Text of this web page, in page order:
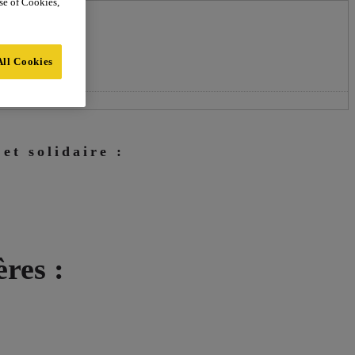
solidaire :
:
Cookies